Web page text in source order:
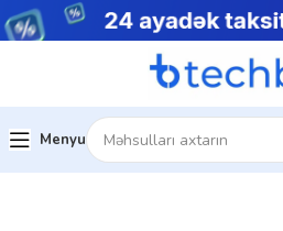
Menyu
Ev Noutbuklar Gaming Notebooklar